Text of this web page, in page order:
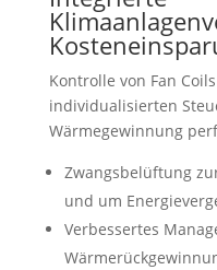
Kontrolle von Fan
individualisierten
Wärmegewinnung
Zwangsbelüftung
und um
Verbessertes